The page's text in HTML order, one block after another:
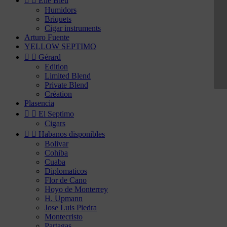
Humidors
Briquets
Cigar instruments
Arturo Fuente
YELLOW SEPTIMO
  Gérard
Edition
Limited Blend
Private Blend
Création
Plasencia
  El Septimo
Cigars
  Habanos disponibles
Bolivar
Cohiba
Cuaba
Diplomaticos
Flor de Cano
Hoyo de Monterrey
H. Upmann
Jose Luis Piedra
Montecristo